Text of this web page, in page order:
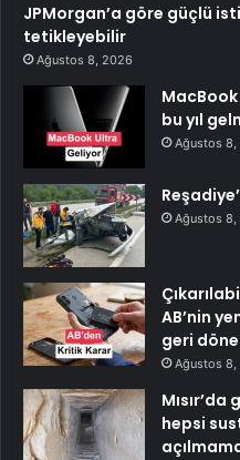
JPMorgan’a göre güçlü
tetikleyebilir
Ağustos 8, 2026
bu yıl
Ağustos 8,
Ağustos 8,
AB’nin
geri
Ağustos 8,
hepsi